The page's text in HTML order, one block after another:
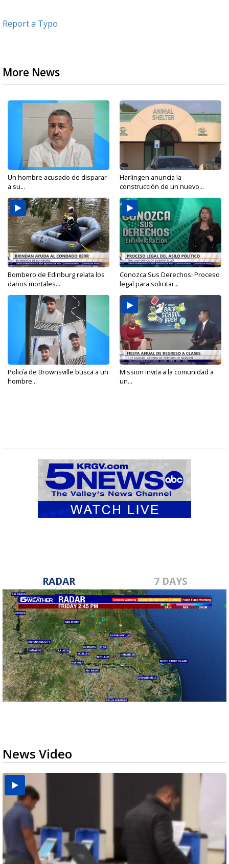
Report a Typo
More News
Un hombre acusado de disparar
a su...
Harlingen anuncia la
construcción de un nuevo...
Bombero de Edinburg relata los
daños mortales...
Conozca Sus Derechos: Proceso
legal para solicitar...
Policía de Brownsville busca a un
hombre...
Mission invita a la comunidad a
un...
RADAR 7 DAYS
News Video